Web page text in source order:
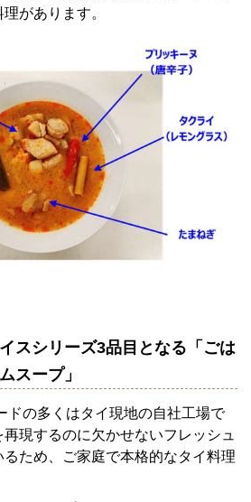
があります。
スシリーズ3品目となる「ごは
スープ」
の多くはタイ現地の自社工場で
現するのに欠かせないフレッシュ
ため、ご家庭で本格的なタイ料理